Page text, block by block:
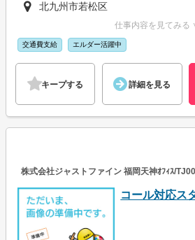
北九州市若松区
仕事内容を見てみる
交通費支給 エルダー活躍中
キープする 詳細を見る
株式会社ジャストファイン 福岡天神ｵﾌｨｽ/
コール対応ス